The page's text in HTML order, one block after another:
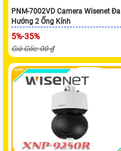
PNM-7002VD Camera Wisenet Đa
Hướng 2 Ống Kính
5%-35%
Giá Gốc: 00 ₫